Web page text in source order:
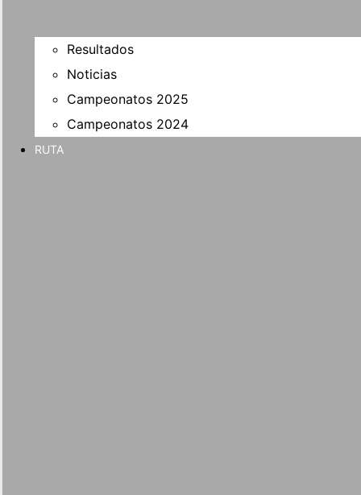
Resultados
Noticias
Campeonatos 2025
Campeonatos 2024
RUTA